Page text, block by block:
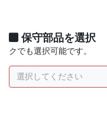
保守部品を選択
クでも選択可能です。
選択してください